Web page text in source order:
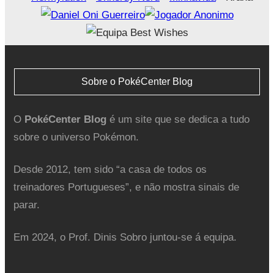
Sobre o PokéCenter Blog
O PokéCenter Blogé um site que se dedica a tudo
sobre o universo Pokémon.
Desde 2012, tem sido “a casa de todos os
treinadores Portugueses”, e não mostra sinais de
parar.
Em 2024, o Prof. Dinis Sobro juntou-se á equipa.